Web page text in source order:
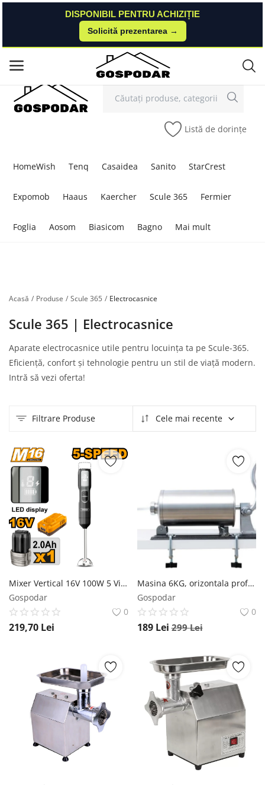
DISPONIBIL PENTRU ACHIZIȚIE
Solicită prezentarea →
Contact Autentificare Înregistrare
Listă de dorințe
HomeWish Tenq Casaidea Sanito StarCrest
Expomob Haaus Kaercher Scule 365 Fermier
Foglia Aosom Biasicom Bagno Mai mult
DISPONIBIL PENTRU ACHIZIȚIE
Solicită prezentarea →
Meniu principal
Categorii
Acasă Produse Scule 365 Electrocasnice
Scule 365 | Electrocasnice
Aparate electrocasnice utile pentru locuința ta pe Scule-365.
Eficiență, confort și tehnologie pentru un stil de viață modern.
Intră să vezi oferta!
Filtrare Produse Cele mai recente
Mixer Vertical 16V 100W 5 Viteze Afisaj LED Lama Inox cu Acumulator 2Ah si Incarcator CHB048K INGCO
Gospodar
0
219,70 Lei
Masina 6KG, orizontala profesionala inox, cu 5 palnii, sistem Airstop, CAMPION CMP1168 CAMPION
Gospodar
0
189 Lei 299Lei